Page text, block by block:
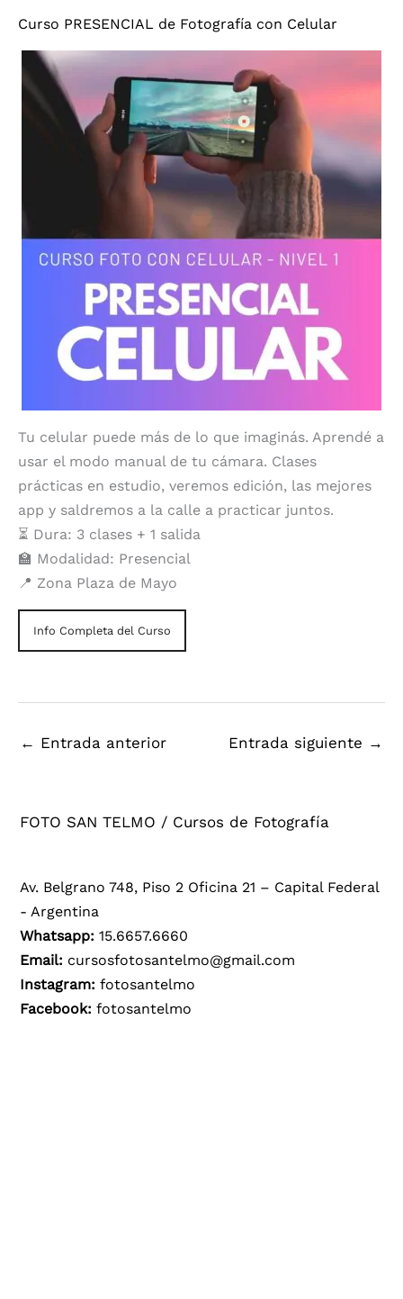
Curso PRESENCIAL de Fotografía con Celular
Tu celular puede más de lo que imaginás. Aprendé a
usar el modo manual de tu cámara. Clases
prácticas en estudio, veremos edición, las mejores
app y saldremos a la calle a practicar juntos.
⏳ Dura: 3 clases + 1 salida
🏫 Modalidad: Presencial
📍 Zona Plaza de Mayo
Info Completa del Curso
← Entrada anterior Entrada siguiente →
FOTO SAN TELMO / Cursos de Fotografía
Av. Belgrano 748, Piso 2 Oficina 21 – Capital Federal
- Argentina
Whatsapp:15.6657.6660
Email: cursosfotosantelmo@gmail.com
Instagram: fotosantelmo
Facebook: fotosantelmo